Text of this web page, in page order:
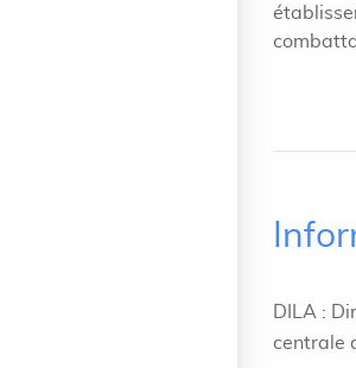
DILA :
centrale